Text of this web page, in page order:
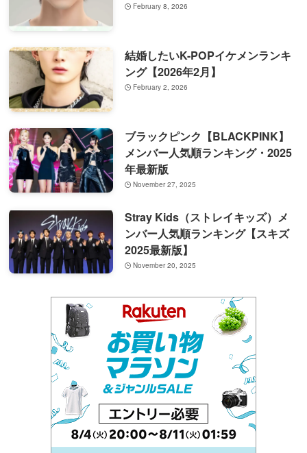
February 8, 2026
結婚したいK-POPイケメンランキ
ング【2026年2月】
February 2, 2026
ブラックピンク【BLACKPINK】
メンバー人気順ランキング・2025
年最新版
November 27, 2025
Stray Kids（ストレイキッズ）メ
ンバー人気順ランキング【スキズ
2025最新版】
November 20, 2025